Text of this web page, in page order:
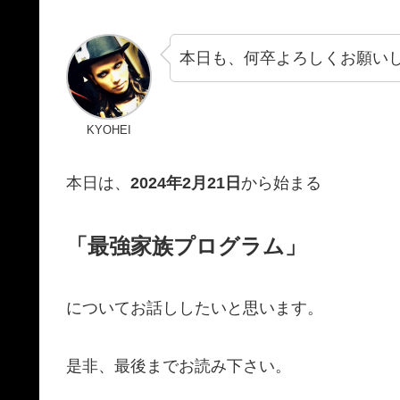
KYOHEI
本日も、何卒よろしくお願い
本日は、 2024年2月21日 から始まる
「最強家族プログラム」
についてお話ししたいと思います。
是非、最後までお読み下さい。